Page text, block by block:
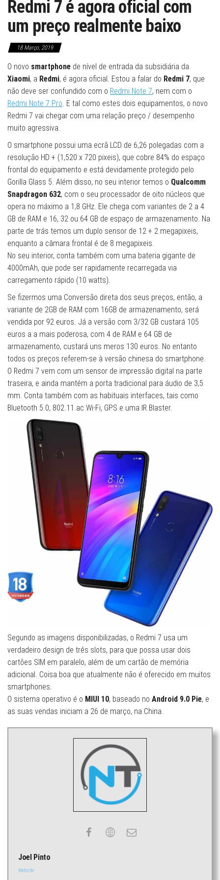
Redmi 7 é agora oficial com
um preço realmente baixo
18 Março, 2019
O novo smartphone de nível de entrada da subsidiária da
Xiaomi, a Redmi, é agora oficial. Estou a falar do Redmi 7, que
não deve ser confundido com o Redmi Note 7, nem com o
Redmi Note 7 Pro. E tal como estes dois equipamentos, o novo
Redmi 7 vai chegar com uma relação preço / desempenho
muito agressiva.
O smartphone possui uma ecrã LCD de 6,26 polegadas com a
resolução HD + (1,520 x 720 pixeis), que cobre 84% do espaço
frontal do equipamento e está devidamente protegido pelo
Gorilla Glass 5. Além disso, no seu interior temos o Qualcomm
Snapdragon 632, com o seu processador de oito núcleos que
opera no máximo a 1,8 GHz. Ele chega com variantes de 2 a 4
GB de RAM e 16, 32 ou 64 GB de espaço de armazenamento. Na
parte de trás temos um duplo sensor de 12 + 2 megapixeis,
enquanto a câmara frontal é de 8 megapixeis.
No seu interior, conta também com uma bateria gigante de
4000mAh, que pode ser rapidamente recarregada via
carregamento rápido (10 watts).
Se fizermos uma Conversão direta dos seus preços, então, a
variante de 2GB de RAM com 16GB de armazenamento, será
vendida por 92 euros. Já a versão com 3/32 GB custará 105
euros a a mais poderosa, com 4 de RAM e 64 GB de
armazenamento, custará uns meros 130 euros. No entanto
todos os preços referem-se à versão chinesa do smartphone.
O Redmi 7 vem com um sensor de impressão digital na parte
traseira, e ainda mantém a porta tradicional para áudio de 3,5
mm. Conta também com as habituais interfaces, tais como
Bluetooth 5.0, 802.11 ac Wi-Fi, GPS e uma IR Blaster.
Segundo as imagens disponibilizadas, o Redmi 7 usa um
verdadeiro design de três slots, para que possa usar dois
cartões SIM em paralelo, além de um cartão de memória
adicional. Coisa boa que atualmente não é oferecido em muitos
smartphones.
O sistema operativo é o MIUI 10, baseado no Android 9.0 Pie, e
as suas vendas iniciam a 26 de março, na China.
Joel Pinto
Website